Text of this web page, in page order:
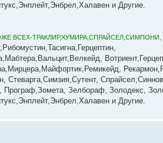
и Другие.
ВСЕХ-
Стеварга,Симзия,Сутент,
Програф,Зомета, Зелбораф, Золодекс,
и Другие.